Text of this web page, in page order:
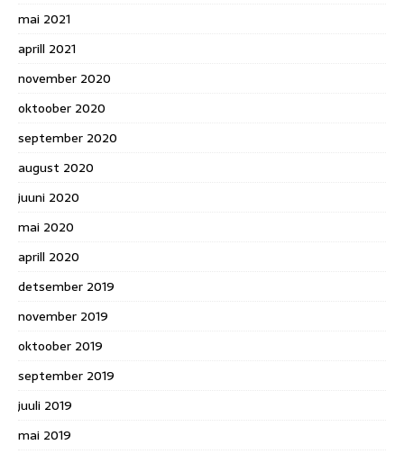
mai 2021
aprill 2021
november 2020
oktoober 2020
september 2020
august 2020
juuni 2020
mai 2020
aprill 2020
detsember 2019
november 2019
oktoober 2019
september 2019
juuli 2019
mai 2019